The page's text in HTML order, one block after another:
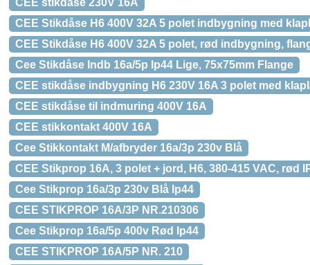
CEE stikdåse 230V 16A
CEE Stikdåse H6 400V 32A 5 polet indbygning med
CEE Stikdåse H6 400V 32A 5 polet, rød indbygning,
Cee Stikdåse Indb 16a/5p Ip44 Lige, 75x75mm Flange
CEE stikdåse indbygning H6 230V 16A 3 polet med
CEE stikdåse til indmuring 400V 16A
CEE stikkontakt 400V 16A
Cee Stikkontakt M/afbryder 16a/3p 230v Blå
CEE Stikprop 16A, 3 polet + jord, H6, 380-415 VAC, rød
Cee Stikprop 16a/3p 230v Blå Ip44
CEE STIKPROP 16A/3P NR.210306
Cee Stikprop 16a/5p 400v Rød Ip44
CEE STIKPROP 16A/5P NR. 210